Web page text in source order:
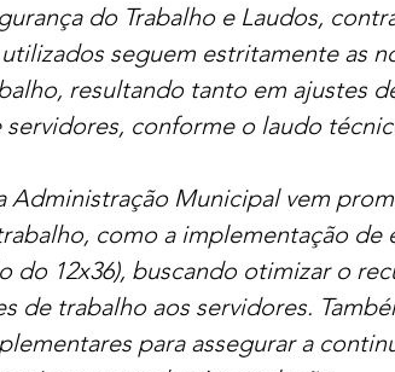
do Trabalho e Laudos,
seguem estritamente as
resultando tanto em ajustes
conforme o laudo
Administração Municipal vem
como a implementação de
do 12x36), buscando otimizar o
de trabalho aos servidores.
para assegurar a